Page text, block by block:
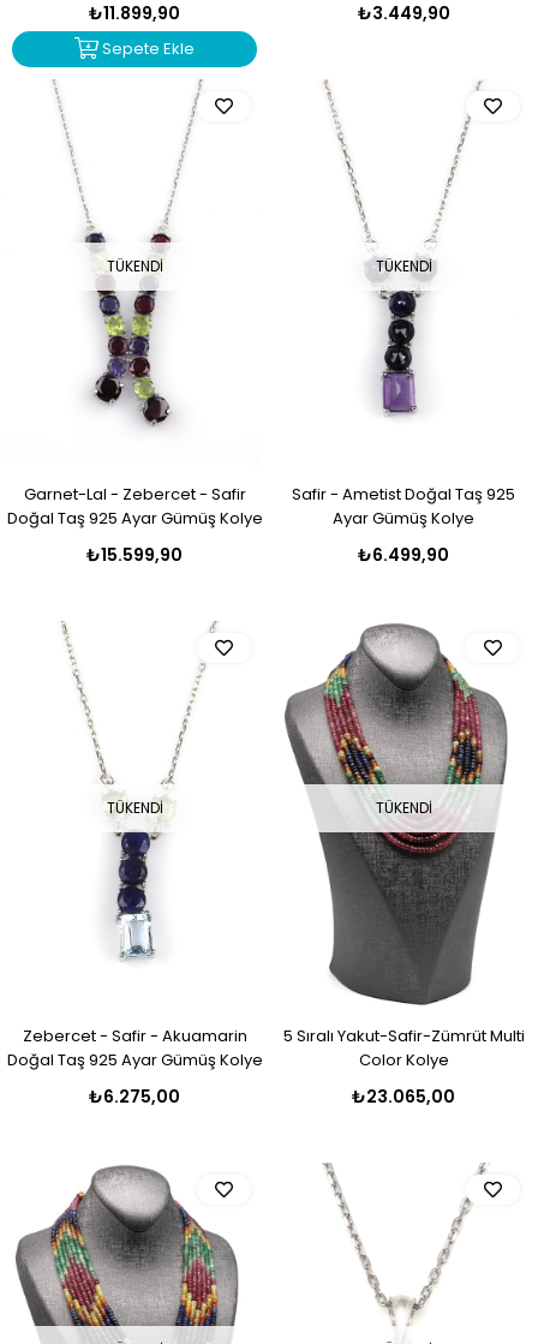
₺11.899,90
Sepete Ekle
₺3.449,90
TÜKENDI
Garnet-Lal - Zebercet - Safir
Doğal Taş 925 Ayar Gümüş Kolye
₺15.599,90
TÜKENDI
Safir - Ametist Doğal Taş 925
Ayar Gümüş Kolye
₺6.499,90
TÜKENDI
Zebercet - Safir - Akuamarin
Doğal Taş 925 Ayar Gümüş Kolye
₺6.275,00
TÜKENDI
5 Sıralı Yakut-Safir-Zümrüt Multi
Color Kolye
₺23.065,00